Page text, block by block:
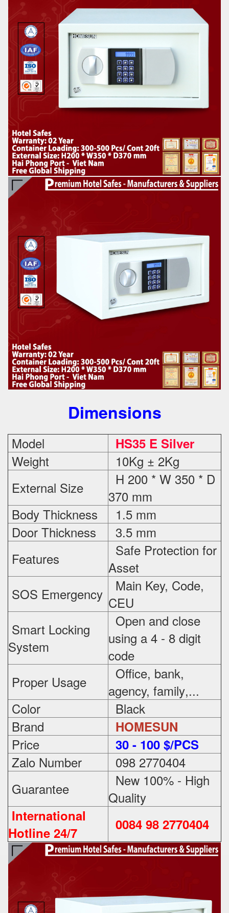
Dimensions
Model HS35 E Silver
Weight
10Kg ± 2Kg
External Size
H 200 * W 350 * D
370 mm
Body Thickness
1.5 mm
Door Thickness
3.5 mm
Features
Safe Protection for
Asset
SOS Emergency
Main Key, Code,
CEU
Smart Locking
System
Open and close
using a 4 - 8 digit
code
Proper Usage
Office, bank,
agency, family,...
Color
Black
Brand
HOMESUN
Price 30 - 100 $/PCS
Zalo Number
098 2770404
Guarantee
New 100% - High
Quality
International
Hotline 24/7
0084 98 2770404